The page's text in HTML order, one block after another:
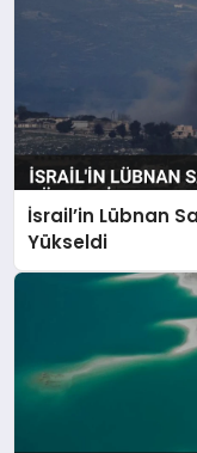
İsrail’in Lübnan
Yükseldi